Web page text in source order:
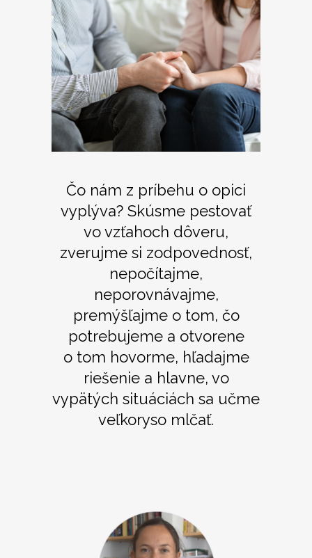
Čo nám z príbehu o opici
vyplýva? Skúsme pestovať
vo vzťahoch dôveru,
zverujme si zodpovednosť,
nepočítajme,
neporovnávajme,
premýšľajme o tom, čo
potrebujeme a otvorene
o tom hovorme, hľadajme
riešenie a hlavne, vo
vypätých situáciách sa učme
veľkoryso mlčať.